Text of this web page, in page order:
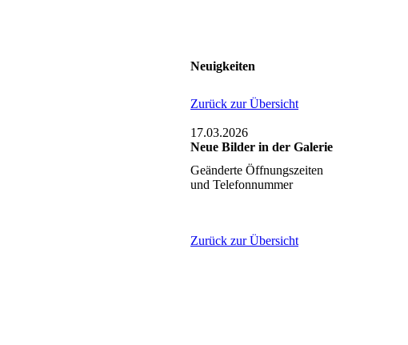
Neuigkeiten
Zurück zur Übersicht
17.03.2026
Neue Bilder in der Galerie
Geänderte Öffnungszeiten
und Telefonnummer
Zurück zur Übersicht